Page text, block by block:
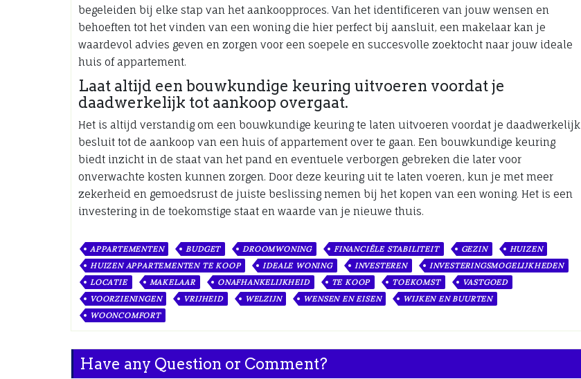
begeleiden bij elke stap van het aankoopproces. Van het identificeren van jouw wensen en
behoeften tot het vinden van een woning die hier perfect bij aansluit, een makelaar kan je
waardevol advies geven en zorgen voor een soepele en succesvolle zoektocht naar jouw ideale
huis of appartement.
Laat altijd een bouwkundige keuring uitvoeren voordat je
daadwerkelijk tot aankoop overgaat.
Het is altijd verstandig om een bouwkundige keuring te laten uitvoeren voordat je daadwerkelijk
besluit tot de aankoop van een huis of appartement over te gaan. Een bouwkundige keuring
biedt inzicht in de staat van het pand en eventuele verborgen gebreken die later voor
onverwachte kosten kunnen zorgen. Door deze keuring uit te laten voeren, kun je met meer
zekerheid en gemoedsrust de juiste beslissing nemen bij het kopen van een woning. Het is een
investering in de toekomstige staat en waarde van je nieuwe thuis.
APPARTEMENTEN BUDGET DROOMWONING FINANCIËLE STABILITEIT GEZIN
HUIZEN
HUIZEN APPARTEMENTEN TE KOOP
IDEALE WONING INVESTEREN
INVESTERINGSMOGELIJKHEDEN
LOCATIE
MAKELAAR ONAFHANKELIJKHEID TE KOOP TOEKOMST
VASTGOED
VOORZIENINGEN
VRIJHEID WELZIJN WENSEN EN EISEN
WIJKEN EN BUURTEN
WOONCOMFORT
Have any Question or Comment?